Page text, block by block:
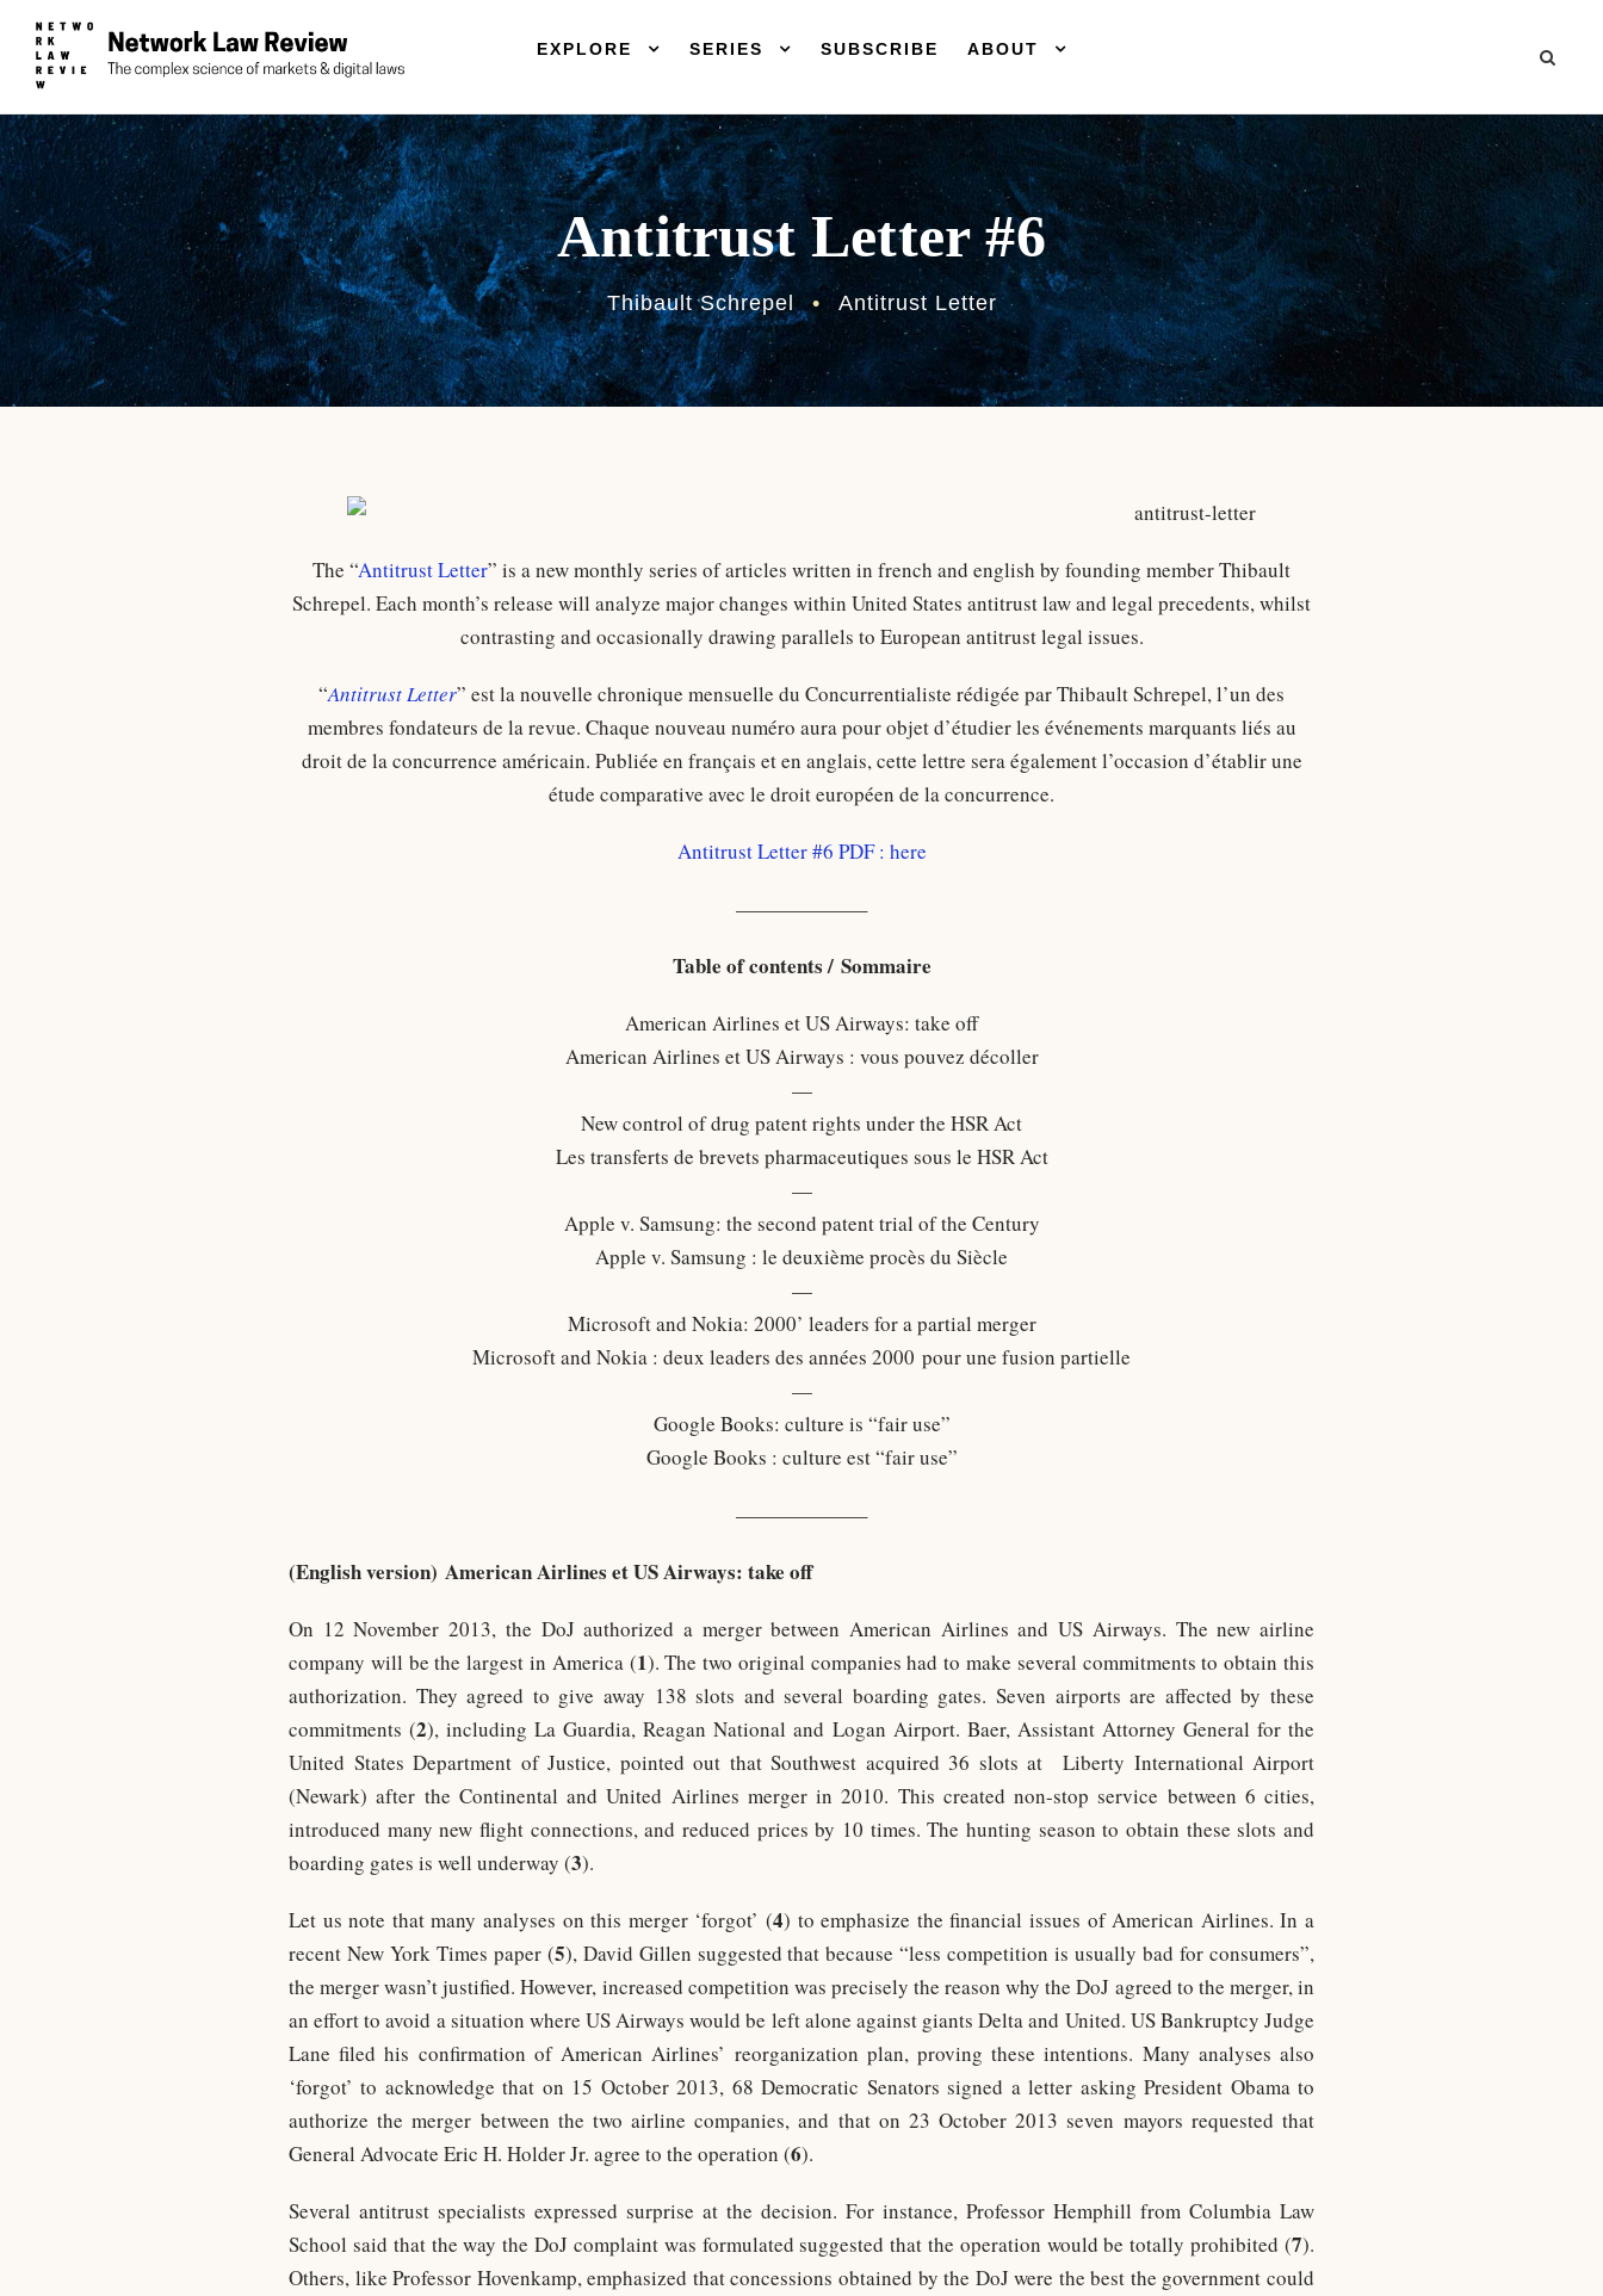
EXPLORE SERIES SUBSCRIBE ABOUT
Antitrust Letter #6
Thibault Schrepel • Antitrust Letter
The “Antitrust Letter” is a new monthly series of articles written in french and english by founding member Thibault
Schrepel. Each month’s release will analyze major changes within United States antitrust law and legal precedents, whilst
contrasting and occasionally drawing parallels to European antitrust legal issues.
“Antitrust Letter” est la nouvelle chronique mensuelle du Concurrentialiste rédigée par Thibault Schrepel, l’un des
membres fondateurs de la revue. Chaque nouveau numéro aura pour objet d’étudier les événements marquants liés au
droit de la concurrence américain. Publiée en français et en anglais, cette lettre sera également l’occasion d’établir une
étude comparative avec le droit européen de la concurrence.
Antitrust Letter #6 PDF : here
——————–
Table of contents / Sommaire
American Airlines et US Airways: take off
American Airlines et US Airways : vous pouvez décoller
—
New control of drug patent rights under the HSR Act
Les transferts de brevets pharmaceutiques sous le HSR Act
—
Apple v. Samsung: the second patent trial of the Century
Apple v. Samsung : le deuxième procès du Siècle
—
Microsoft and Nokia: 2000’ leaders for a partial merger
Microsoft and Nokia : deux leaders des années 2000 pour une fusion partielle
—
Google Books: culture is “fair use”
Google Books : culture est “fair use”
——————–
(English version) American Airlines et US Airways: take off
On 12 November 2013, the DoJ authorized a merger between American Airlines and US Airways. The new airline
company will be the largest in America (1). The two original companies had to make several commitments to obtain this
authorization. They agreed to give away 138 slots and several boarding gates. Seven airports are affected by these
commitments (2), including La Guardia, Reagan National and Logan Airport. Baer, Assistant Attorney General for the
United States Department of Justice, pointed out that Southwest acquired 36 slots at Liberty International Airport
(Newark) after the Continental and United Airlines merger in 2010. This created non-stop service between 6 cities,
introduced many new flight connections, and reduced prices by 10 times. The hunting season to obtain these slots and
boarding gates is well underway (3).
Let us note that many analyses on this merger ‘forgot’ (4) to emphasize the financial issues of American Airlines. In a
recent New York Times paper (5), David Gillen suggested that because “less competition is usually bad for consumers”,
the merger wasn’t justified. However, increased competition was precisely the reason why the DoJ agreed to the merger, in
an effort to avoid a situation where US Airways would be left alone against giants Delta and United. US Bankruptcy Judge
Lane filed his confirmation of American Airlines’ reorganization plan, proving these intentions. Many analyses also
‘forgot’ to acknowledge that on 15 October 2013, 68 Democratic Senators signed a letter asking President Obama to
authorize the merger between the two airline companies, and that on 23 October 2013 seven mayors requested that
General Advocate Eric H. Holder Jr. agree to the operation (6).
Several antitrust specialists expressed surprise at the decision. For instance, Professor Hemphill from Columbia Law
School said that the way the DoJ complaint was formulated suggested that the operation would be totally prohibited (7).
Others, like Professor Hovenkamp, emphasized that concessions obtained by the DoJ were the best the government could